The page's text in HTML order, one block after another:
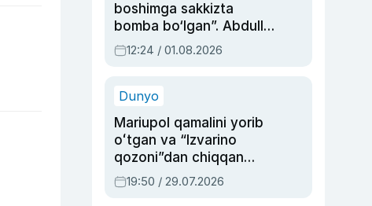
boshimga sakkizta
bomba bo‘lgan”. Abdulla
Oripovni siyosiy
ayblovlardan asrab
12:24 / 01.08.2026
Dunyo
Mariupol qamalini yorib
oʻtgan va “Izvarino
qozoni”dan chiqqan
qahramon — Ukraina
armiyasi bosh
19:50 / 29.07.2026